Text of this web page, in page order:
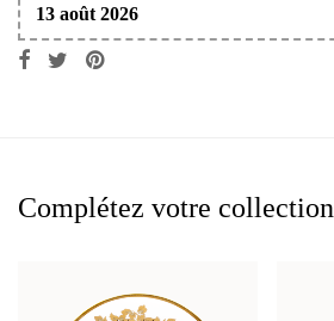
13 août 2026
Complétez votre collection